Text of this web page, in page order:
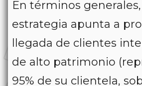
En términos
estrategia apunta a
llegada de clientes
de alto patrimonio
95% de su clientela,